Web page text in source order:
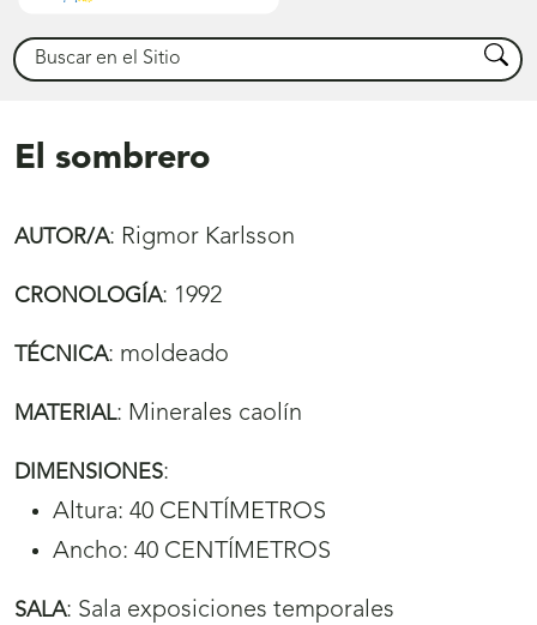
Buscar Buscar
El sombrero
AUTOR/A: Rigmor Karlsson
CRONOLOGÍA: 1992
TÉCNICA: moldeado
MATERIAL: Minerales caolín
DIMENSIONES:
Altura: 40 CENTÍMETROS
Ancho: 40 CENTÍMETROS
SALA: Sala exposiciones temporales